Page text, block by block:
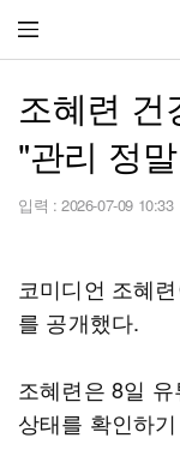
조혜련 건
"관리 정
입력 : 2026-07-09 10:33
코미디언 조혜
를 공개했다.
조혜련은 8일
상태를 확인하